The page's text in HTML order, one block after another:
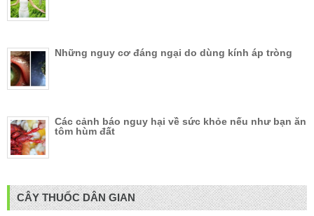
Những nguy cơ đáng ngại do dùng kính áp tròng
Các cảnh báo nguy hại về sức khỏe nếu như bạn ăn
tôm hùm đất
CÂY THUỐC DÂN GIAN